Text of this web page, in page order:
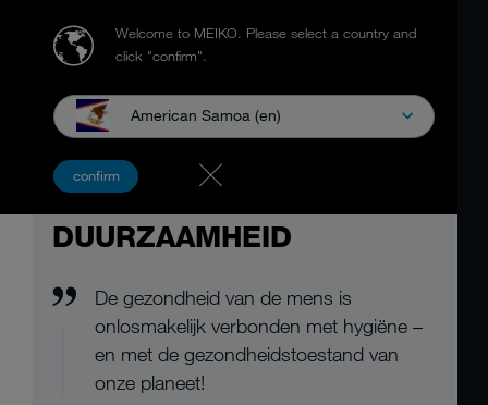
Welcome to MEIKO. Please select a country and
click "confirm".
American Samoa (en)
confirm
DUURZAAMHEID
De gezondheid van de mens is
onlosmakelijk verbonden met hygiëne –
en met de gezondheidstoestand van
onze planeet!